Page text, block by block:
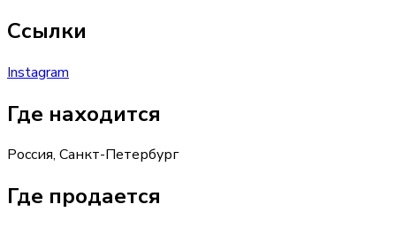
Ссылки
Instagram
Где находится
Россия, Санкт-Петербург
Где продается